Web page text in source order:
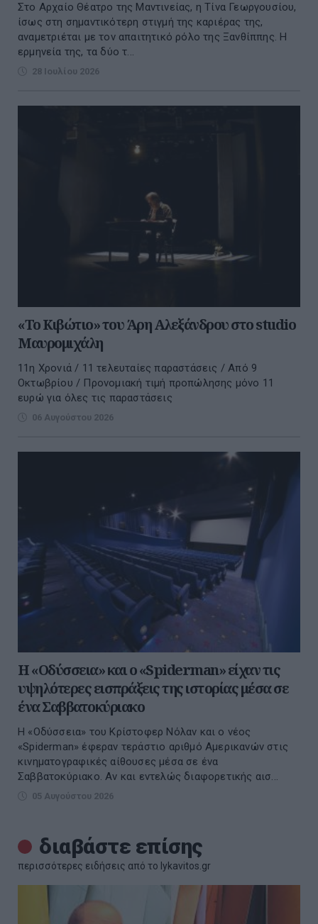
Στο Αρχαίο Θέατρο της Μαντινείας, η Τίνα Γεωργουσίου,
ίσως στη σημαντικότερη στιγμή της καριέρας της,
αναμετριέται με τον απαιτητικό ρόλο της Ξανθίππης. Η
ερμηνεία της, τα δύο τ...
28 Ιουλίου 2026
«Το Κιβώτιο» του Άρη Αλεξάνδρου στο studio
Μαυρομιχάλη
11η Χρονιά / 11 τελευταίες παραστάσεις / Από 9
Οκτωβρίου / Προνομιακή τιμή προπώλησης μόνο 11
ευρώ για όλες τις παραστάσεις
06 Αυγούστου 2026
Η «Οδύσσεια» και ο «Spiderman» είχαν τις
υψηλότερες εισπράξεις της ιστορίας μέσα σε
ένα Σαββατοκύριακο
Η «Οδύσσεια» του Κρίστοφερ Νόλαν και ο νέος
«Spiderman» έφεραν τεράστιο αριθμό Αμερικανών στις
κινηματογραφικές αίθουσες μέσα σε ένα
Σαββατοκύριακο. Αν και εντελώς διαφορετικής αισ...
05 Αυγούστου 2026
διαβάστε επίσης
περισσότερες ειδήσεις από το lykavitos.gr